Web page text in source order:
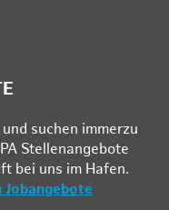
su­chen im­mer­zu
Stel­len­an­ge­bo­te
bei uns im Ha­fen.